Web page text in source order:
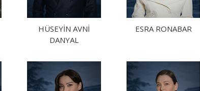
HÜSEYİN AVNİ
DANYAL
ESRA RONABAR